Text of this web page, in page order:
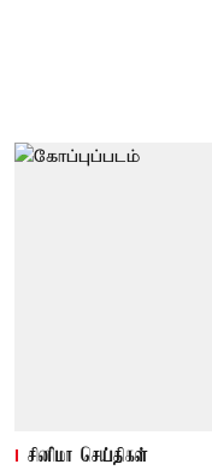
சினிமா செய்திகள்